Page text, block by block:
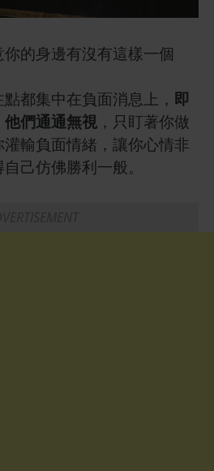
的身邊有沒有這樣一個
都集中在負面消息上， 即
們通通無視 ，只盯著你做
輸負面情緒，讓你心情非
己仿佛勝利一般。